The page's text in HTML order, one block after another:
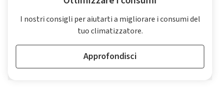
I nostri consigli per aiutarti a migliorare i consumi del
tuo climatizzatore.
Approfondisci